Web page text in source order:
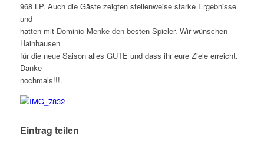
968 LP. Auch die Gäste zeigten stellenweise starke Ergebnisse
und
hatten mit Dominic Menke den besten Spieler. Wir wünschen
Hainhausen
für die neue Saison alles GUTE und dass ihr eure Ziele erreicht.
Danke
nochmals!!!.
Eintrag teilen